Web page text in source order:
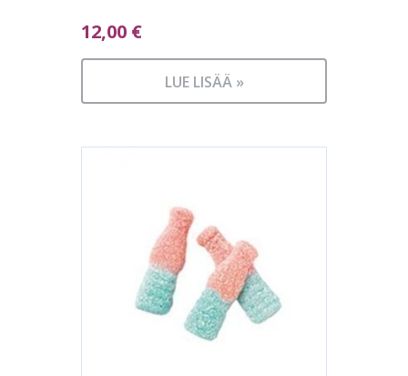
12,00 €
LUE LISÄÄ »